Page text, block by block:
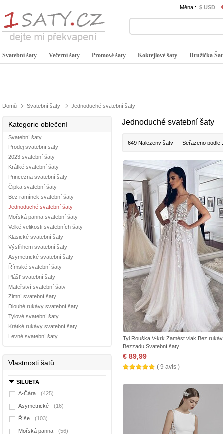
Měna : $ USD
Svatební šaty Večerní šaty Promové šaty Koktejlové šaty Družička
Domů Svatební šaty Jednoduché svatební šaty
Kategorie oblečení
Svatební šaty
Prodej svatební šaty
2023 svatební šaty
Krátké svatební šaty
Princezna svatební šaty
Čipka svatební šaty
Bez ramínek svatební šaty
Jednoduché svatební šaty
Mořská panna svatební šaty
Velké velikosti svatebních šaty
Klasické svatební šaty
Výstřihem svatební šaty
Asymetrické svatební šaty
Římské svatební šaty
Plášť svatební šaty
Mateřství svatební šaty
Zimní svatební šaty
Dlouhé rukávy svatební šaty
Tylové svatební šaty
Krátké rukávy svatební šaty
Levné svatební šaty
Vlastnosti šatů
SILUETA
A-Čára
(425)
Asymetrické (16)
Říše (103)
Mořská panna (56)
Jednoduché svatební šaty
649 Nalezeny šaty Seřazeno podle
Tyl Rouška V-krk Zamést vlak Bez
Bezzadu Svatební šaty
€ 89,99
( 9 avis )